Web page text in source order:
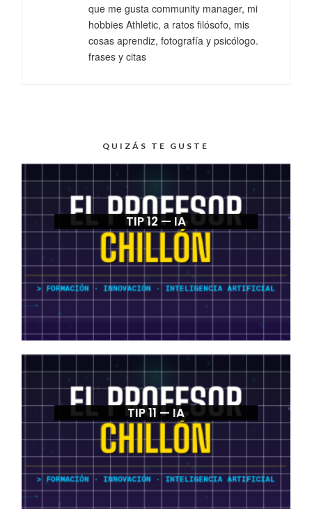
que me gusta community manager, mi
hobbies Athletic, a ratos filósofo, mis
cosas aprendiz, fotografía y psicólogo.
frases y citas
QUIZÁS TE GUSTE
TIP 12 — IA
TIP 11 — IA